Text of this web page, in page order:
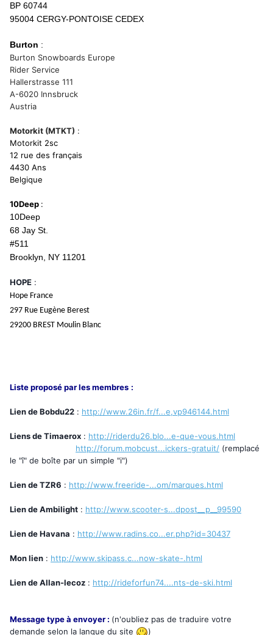
BP 60744
95004 CERGY-PONTOISE CEDEX
Burton :
Burton Snowboards Europe
Rider Service
Hallerstrasse 111
A-6020 Innsbruck
Austria
Motorkit (MTKT) :
Motorkit 2sc
12 rue des français
4430 Ans
Belgique
10Deep :
10Deep
68 Jay St.
#511
Brooklyn, NY 11201
HOPE :
Hope France
297 Rue Eugène Berest
29200 BREST Moulin Blanc
Liste proposé par les membres :
Lien de Bobdu22 : http://www.26in.fr/f...e,vp946144.html
Liens de Timaerox : http://riderdu26.blo...e-que-vous.html
http://forum.mobcust...ickers-gratuit/ (remplacé
le "î" de boîte par un simple "i")
Lien de TZR6 : http://www.freeride-...om/marques.html
Lien de Ambilight : http://www.scooter-s...dpost__p__99590
Lien de Havana : http://www.radins.co...er.php?id=30437
Mon lien : http://www.skipass.c...now-skate-.html
Lien de Allan-lecoz : http://rideforfun74....nts-de-ski.html
Message type à envoyer : (n'oubliez pas de traduire votre
demande selon la langue du site
)